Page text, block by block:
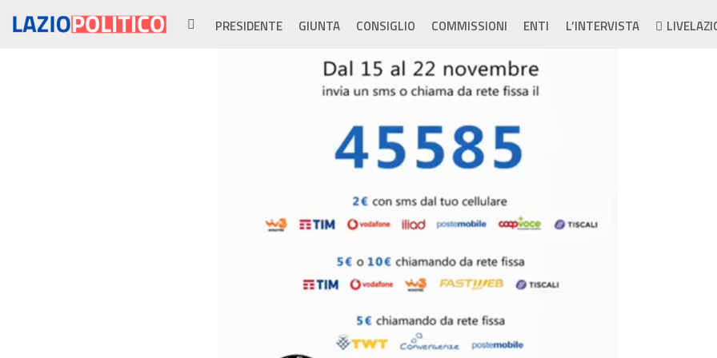
PRESIDENTE GIUNTA CONSIGLIO COMMISSIONI ENTI L’INTERVISTA